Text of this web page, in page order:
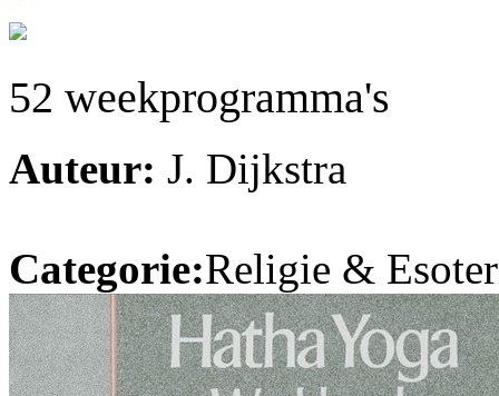
52 weekprogramma's
Auteur: J. Dijkstra
Categorie:Religie &